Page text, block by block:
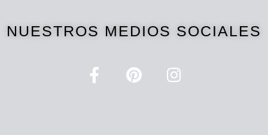
NUESTROS MEDIOS SOCIALES